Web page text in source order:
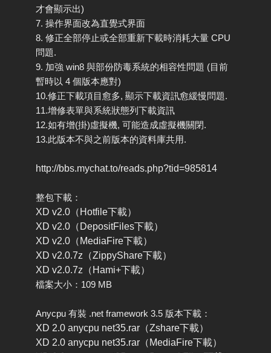
才會顯示出)
7. 操作界面改為直覺式界面
8. 修正全部停止或全部重新下載時消耗大量 CPU
問題.
9. 加強 win8 與部份防毒系統的相容性問題 (目前
暫時以 4 個版本應對)
10.修正下載項目愈多, 顯示下載資訊愈緩慢問題.
11.增修表單與系統狀態列下載資訊
12.如有增(掛)虛擬機, 可能造成虛擬機關閉.
13.此版本不與之前版本的資料庫共用.
http://bbs.mychat.to/reads.php?tid=985814
整包下載：
XD v2.0（Hotfile下載）
XD v2.0（DepositFiles下載）
XD v2.0（MediaFire下載）
XD v2.0.7z（ZippyShare下載）
XD v2.0.7z（Hami+下載）
檔案大小：109 MB
Anycpu 有裝 .net framework 3.5 版本下載：
XD 2.0 anycpu net35.rar（Zshare下載）
XD 2.0 anycpu net35.rar（MediaFire下載）